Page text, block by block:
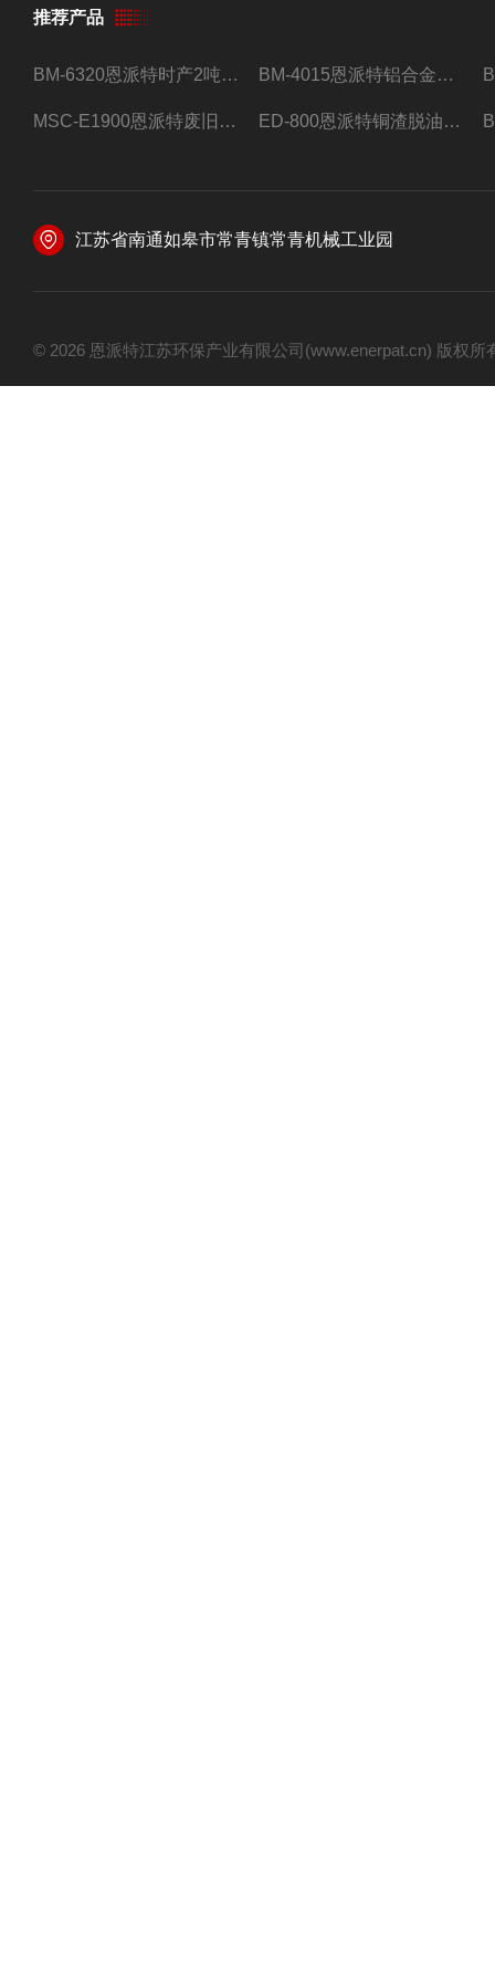
推荐产品
BM-6320恩派特时产2吨合金钢屑压饼机 BM-4015恩派特铝合金屑压饼机 脱油效果好
MSC-E1900恩派特废旧锂电池极片破碎处理设备 ED-800恩派特铜渣脱油机废铜屑铝屑甩油机
江苏省南通如皋市常青镇常青机械工业园
© 2026 恩派特江苏环保产业有限公司(www.enerpat.cn) 版权